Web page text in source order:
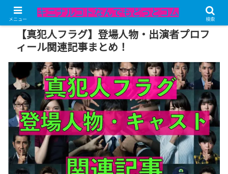
記事内にPRが含まれています。
【真犯人フラグ】登場人物・出演者プロフ
ィール関連記事まとめ！
メニュー 検索